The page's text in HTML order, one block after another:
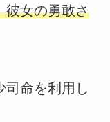
彼女の勇敢さ
司命を利用し